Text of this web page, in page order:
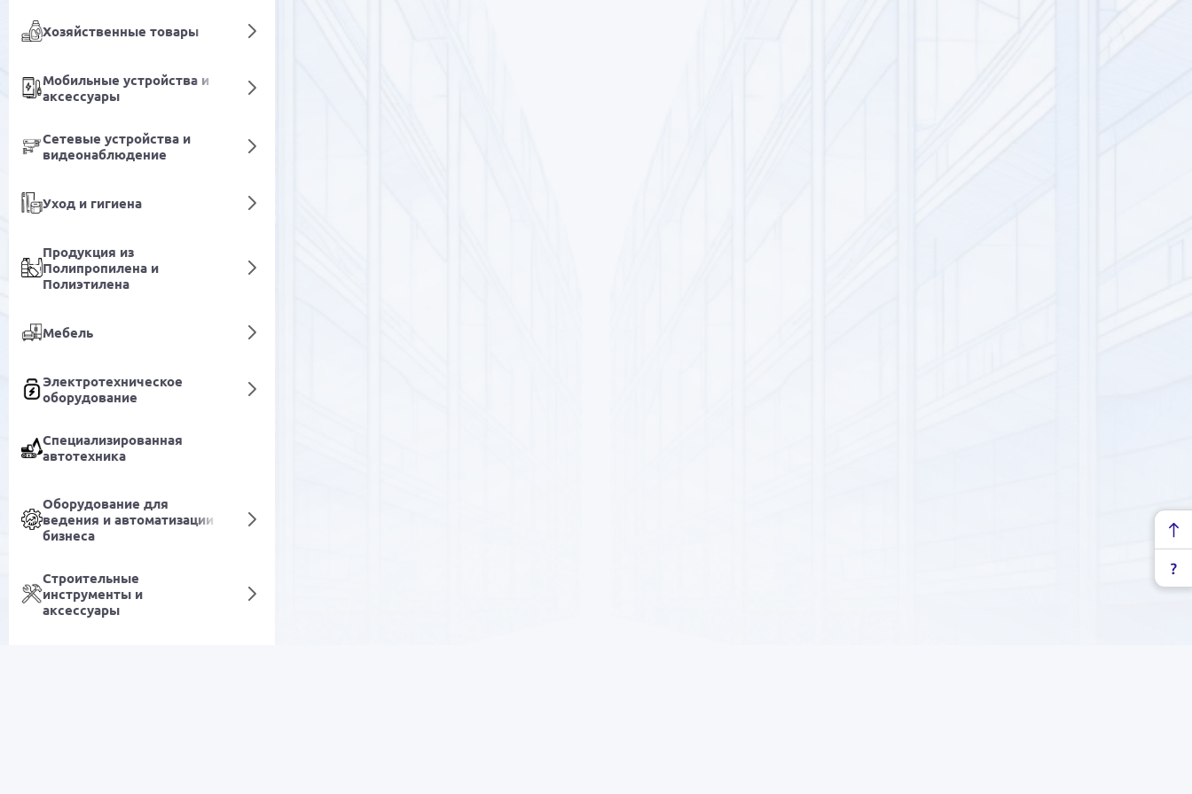
Хозяйственные товары
Мобильные устройства и
аксессуары
Сетевые устройства и
видеонаблюдение
Уход и гигиена
Продукция из
Полипропилена и
Полиэтилена
Мебель
Электротехническое
оборудование
Специализированная
автотехника
Оборудование для
ведения и автоматизации
бизнеса
Строительные
инструменты и
аксессуары